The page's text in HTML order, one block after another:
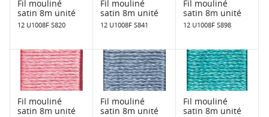
Fil mouliné
satin 8m unité
12 U1008F S820
Fil mouliné
satin 8m unité
12 U1008F S841
Fil mouliné
satin 8m unité
12 U1008F S898
Fil mouliné
satin 8m unité
Fil mouliné
satin 8m unité
Fil mouliné
satin 8m unité